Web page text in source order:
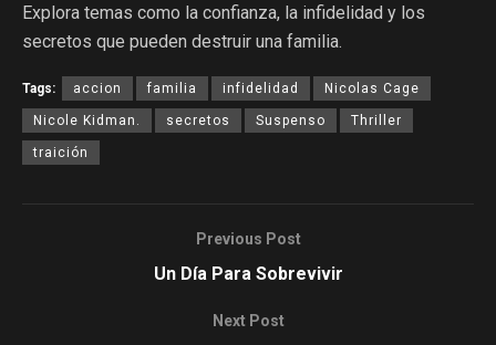
Explora temas como la confianza, la infidelidad y los
secretos que pueden destruir una familia.
Tags: accion familia infidelidad Nicolas Cage
Nicole Kidman. secretos Suspenso Thriller
traición
Previous Post
Un Día Para Sobrevivir
Next Post